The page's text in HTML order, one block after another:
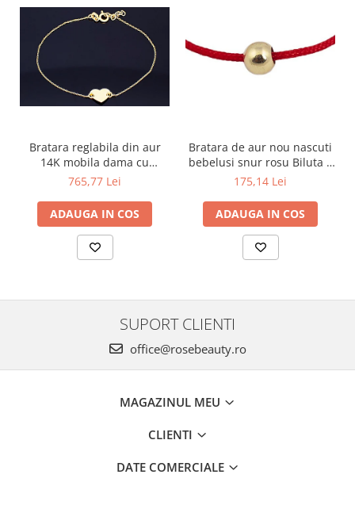
Bratara reglabila din aur
14K mobila dama cu
Inimioara gravabila
765,77 Lei
ADAUGA IN COS
Bratara de aur nou nascuti
bebelusi snur rosu Biluta 4
mm
175,14 Lei
ADAUGA IN COS
SUPORT CLIENTI
office@rosebeauty.ro
MAGAZINUL MEU
CLIENTI
DATE COMERCIALE